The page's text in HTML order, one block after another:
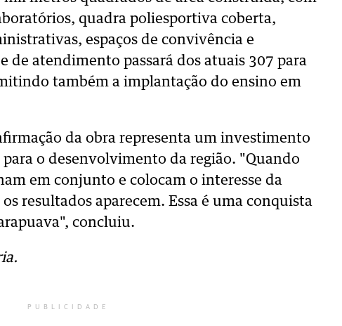
quadra poliesportiva coberta,
espaços de convivência e
de atendimento passará dos atuais 307 para
também a implantação do ensino em
da obra representa um investimento
para o desenvolvimento da região. "Quando
em conjunto e colocam o interesse da
resultados aparecem. Essa é uma conquista
concluiu.
PUBLICIDADE